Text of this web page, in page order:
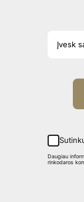
Daugiau
rinkodaros